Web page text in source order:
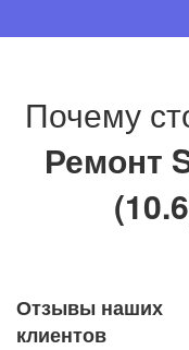
Почему
Ремонт
Отзывы наших
клиентов